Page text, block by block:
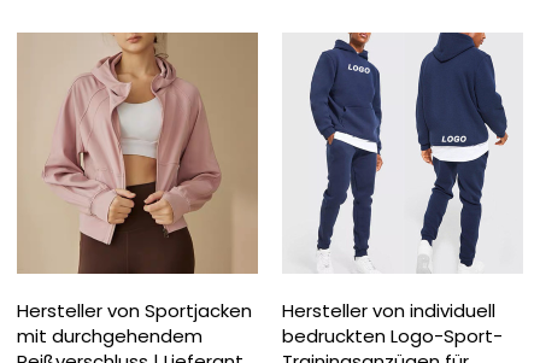
Hersteller von Sportjacken
mit durchgehendem
Hersteller von individuell
bedruckten Logo-Sport-